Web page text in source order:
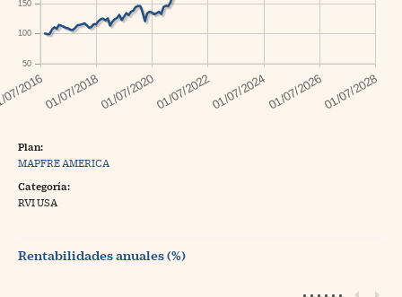
50
100
150
Plan:
MAPFRE AMERICA
Categoría:
RVI USA
Rentabilidades anuales (%)